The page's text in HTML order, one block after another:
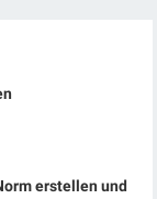
erstellen und